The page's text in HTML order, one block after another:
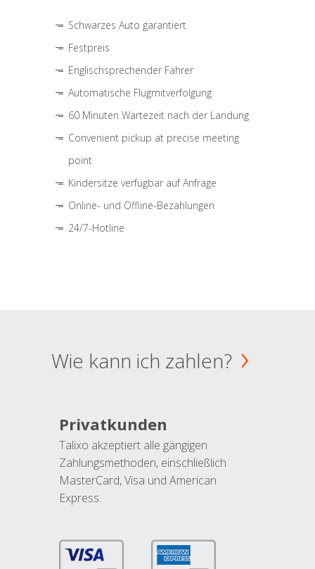
Schwarzes Auto garantiert
Festpreis
Englischsprechender Fahrer
Automatische Flugmitverfolgung
60 Minuten Wartezeit nach der Landung
Convenient pickup at precise meeting
point
Kindersitze verfügbar auf Anfrage
Online- und Offline-Bezahlungen
24/7-Hotline
Wie kann ich zahlen?
Privatkunden
Talixo akzeptiert alle gängigen
Zahlungsmethoden, einschließlich
MasterCard, Visa und American
Express.